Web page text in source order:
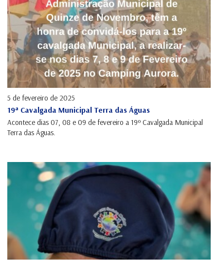
5 de fevereiro de 2025
19ª Cavalgada Municipal Terra das Águas
Acontece dias 07, 08 e 09 de fevereiro a 19º Cavalgada Municipal
Terra das Águas.